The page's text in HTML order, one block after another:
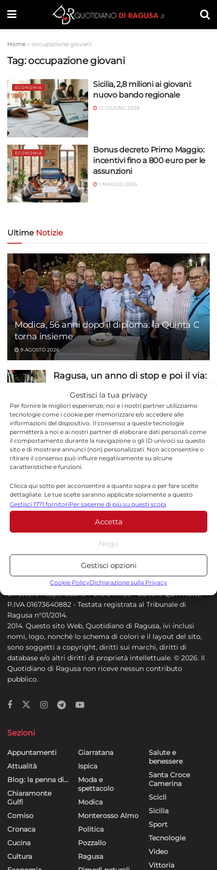
Gestisci la tua privacy
Per fornire le migliori esperienze, noi e i nostri partner utilizziamo
tecnologie come i cookie per memorizzare e/o accedere alle
informazioni del dispositivo. Il consenso a queste tecnologie
permetterà a noi e ai nostri partner di elaborare dati personali come
il comportamento durante la navigazione o gli ID univoci su questo
sito e di mostrare annunci (non) personalizzati. Non acconsentire o
ritirare il consenso può influire negativamente su alcune
caratteristiche e funzioni.
Clicca qui sotto per acconsentire a quanto sopra o per fare scelte
dettagliate. Le tue scelte saranno applicate solamente a questo
sito. È possibile modificare le impostazioni in qualsiasi momento,
compreso il ritiro del consenso, utilizzando i pulsanti della Cookie
Policy o cliccando sul pulsante di gestione del consenso nella parte
inferiore dello schermo.
Statistiche
Archiviare informazioni su dispositivo e/o accedervi, Misurare le
prestazioni degli annunci, Misurare le prestazioni dei contenuti,
combinazione di dati provenienti da fonti diverse.
Marketing
Archiviare informazioni su dispositivo e/o accedervi, Utilizzare
dati limitati per la selezione della pubblicità, Creare profili per la
pubblicità personalizzata, Utilizzare profili per la selezione di
pubblicità personalizzata, Creare profili per la personalizzazione
limitati per la selezione dei contenuti.
Funzionalità
fonti di dati, Collegare diversi dispositivi,
Identificare i dispositivi in base alle informazioni
trasmesse automaticamente.
Utilizzare dati di geolocalizzazione precisi,
Riconoscere i dispositivi in base a informazioni
richieste attivamente.
Garantire la sicurezza, prevenire e
rilevare frodi, correggere errori, Erogare
Gestisci 1771 fornitoriPer saperne di più su questi scopi
Accetta
Nega
Gestisci opzioni
Cookie PolicyDichiarazione sulla Privacy
Home » occupazione giovani
Tag: occupazione giovani
ECONOMIA
Sicilia, 2,8 milioni ai giovani:
nuovo bando regionale
12 GIUGNO 2026
ECONOMIA
Bonus decreto Primo Maggio:
incentivi fino a 800 euro per le
assunzioni
1 MAGGIO 2026
Ultime Notizie
Modica, 56 anni dopo il diploma: la Quinta C
torna insieme
9 AGOSTO 2026
Ragusa, un anno di stop e poi il via:
Cioccolato di Modica IGP e cucina
iblea: la guida ai prodotti tipici
9 AGOSTO 2026
Sicilia, allerta meteo verde
disagio elevato sulle coste
9 AGOSTO 2026
Direttore Responsabile: Felicia Rinzo - Editore QDR News -
P.IVA 01673640882 - Testata registrata al Tribunale di
Ragusa n°01/2014.
2014. Questo sito Web, Quotidiano di Ragusa, ivi inclusi
nomi, logo, nonchè lo schema di colori e il layout del sito,
sono soggetti a copyright, diritti sui marchi, diritti di
database e/o altri diritti di proprietà intellettuale. © 2026. Il
Quotidiano di Ragusa non riceve nessun contributo
pubblico.
Sezioni
Appuntamenti
Attualità
Blog: la penna di…
Chiaramonte
Gulfi
Comiso
Cronaca
Cucina
Cultura
Giarratana
Ispica
Moda e
spettacolo
Modica
Monterosso Almo
Politica
Pozzallo
Ragusa
Salute e
benessere
Santa Croce
Camerina
Scicli
Sicilia
Sport
Tecnologie
Video
Vittoria